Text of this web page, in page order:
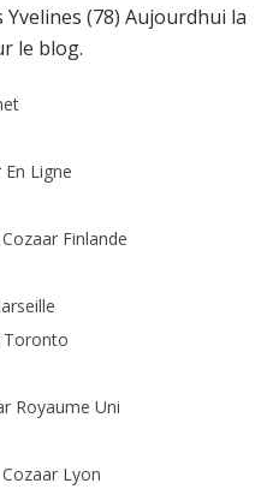
(78) Aujourdhui la
le blog.
Ligne
Finlande
Toronto
Royaume Uni
Lyon